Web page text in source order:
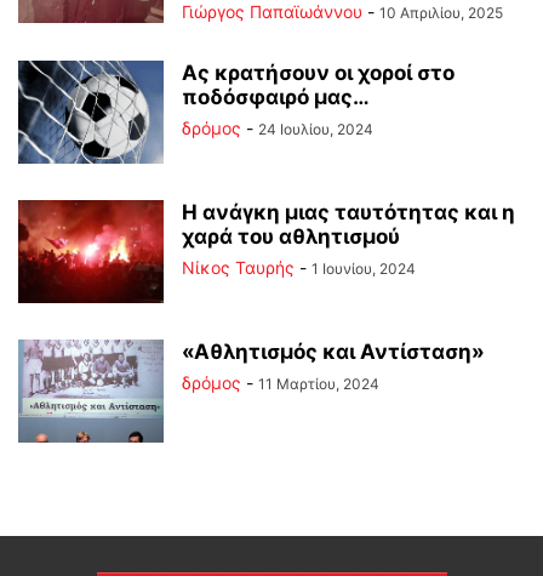
Γιώργος Παπαϊωάννου - 10 Απριλίου, 2025
Ας κρατήσουν οι χοροί στο
ποδόσφαιρό μας…
δρόμος - 24 Ιουλίου, 2024
Η ανάγκη μιας ταυτότητας και η
χαρά του αθλητισμού
Νίκος Ταυρής - 1 Ιουνίου, 2024
«Αθλητισμός και Αντίσταση»
δρόμος - 11 Μαρτίου, 2024